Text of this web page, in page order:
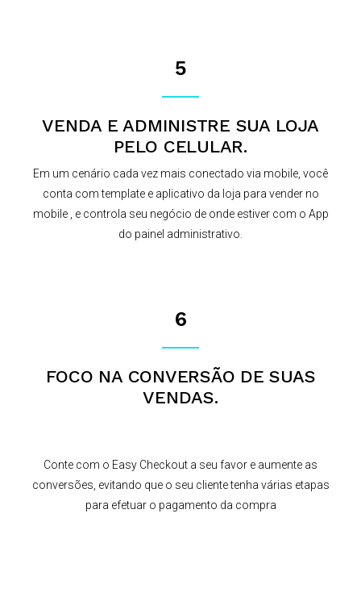
5
VENDA E ADMINISTRE SUA LOJA
PELO CELULAR.
Em um cenário cada vez mais conectado via mobile, você
conta com template e aplicativo da loja para vender no
mobile , e controla seu negócio de onde estiver com o App
do painel administrativo.
6
FOCO NA CONVERSÃO DE SUAS
VENDAS.
Conte com o Easy Checkout a seu favor e aumente as
conversões, evitando que o seu cliente tenha várias etapas
para efetuar o pagamento da compra